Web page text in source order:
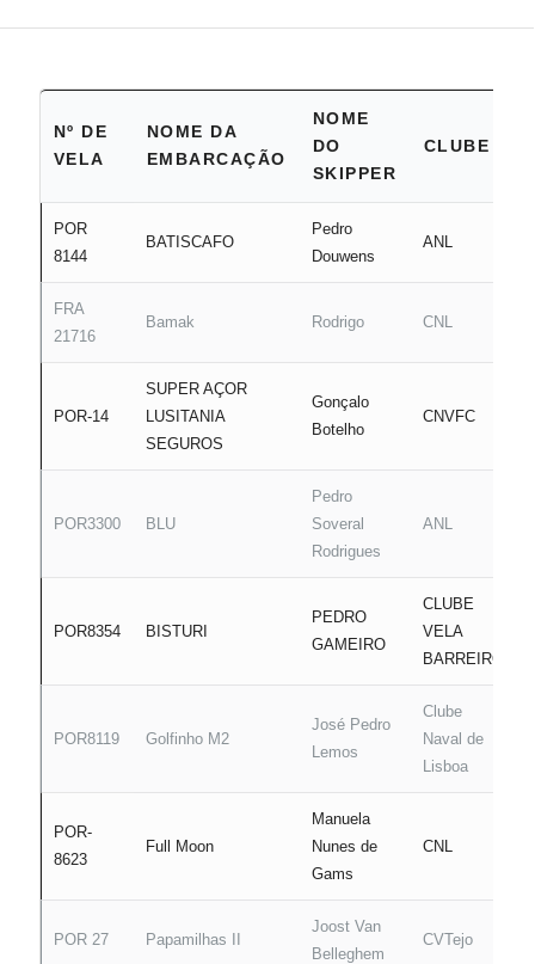
Nº DE
VELA
NOME DA
EMBARCAÇÃO
NOME
DO
SKIPPER
CLUBE
POR
8144
BATISCAFO
Pedro
Douwens
ANL
FRA
21716
Bamak Rodrigo CNL
POR-14
SUPER AÇOR
LUSITANIA
SEGUROS
Gonçalo
Botelho
CNVFC
POR3300 BLU
Pedro
Soveral
Rodrigues
ANL
POR8354 BISTURI
PEDRO
GAMEIRO
CLUBE
VELA
BARREIRO
POR8119 Golfinho M2
José Pedro
Lemos
Clube
Naval de
Lisboa
POR-
8623
Full Moon
Manuela
Nunes de
Gams
CNL
POR 27 Papamilhas II
Joost Van
Belleghem
CVTejo